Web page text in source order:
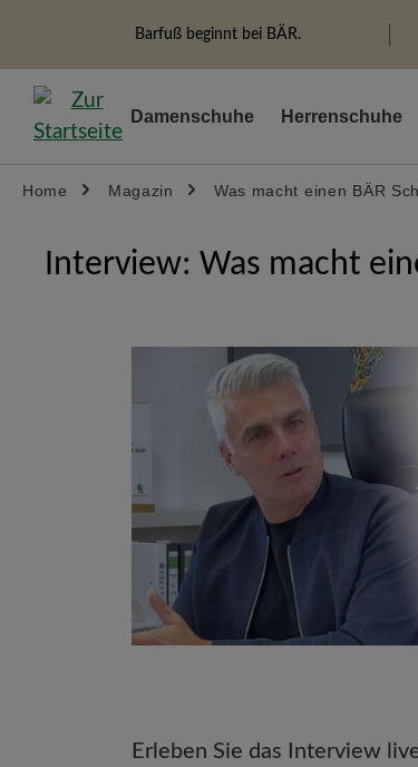
Zur Hauptnavigation springen
Barfuß beginnt bei BÄR.
Damenschuhe Herrenschuhe
Home Magazin Was macht einen BÄR
Interview: Was macht
Erleben Sie das Interview